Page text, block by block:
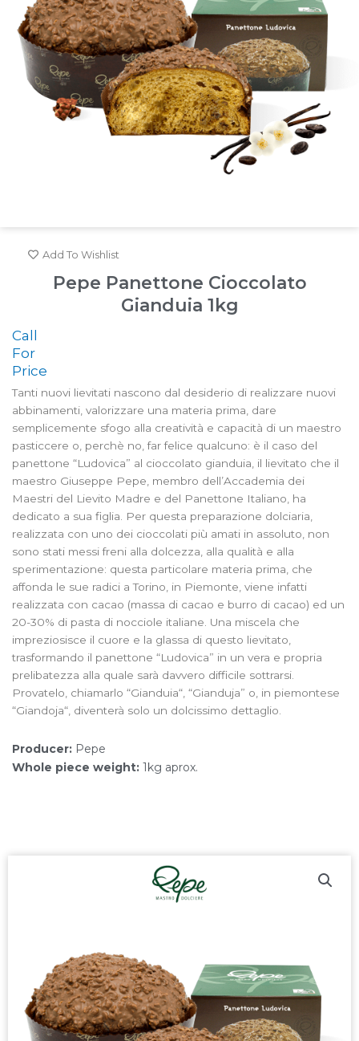
Add To Wishlist
Pepe Panettone Cioccolato
Gianduia 1kg
Call
For
Price
Tanti nuovi lievitati nascono dal desiderio di realizzare nuovi
abbinamenti, valorizzare una materia prima, dare
semplicemente sfogo alla creatività e capacità di un maestro
pasticcere o, perchè no, far felice qualcuno: è il caso del
panettone “Ludovica” al cioccolato gianduia, il lievitato che il
maestro Giuseppe Pepe, membro dell’Accademia dei
Maestri del Lievito Madre e del Panettone Italiano, ha
dedicato a sua figlia. Per questa preparazione dolciaria,
realizzata con uno dei cioccolati più amati in assoluto, non
sono stati messi freni alla dolcezza, alla qualità e alla
sperimentazione: questa particolare materia prima, che
affonda le sue radici a Torino, in Piemonte, viene infatti
realizzata con cacao (massa di cacao e burro di cacao) ed un
20-30% di pasta di nocciole italiane. Una miscela che
impreziosisce il cuore e la glassa di questo lievitato,
trasformando il panettone “Ludovica” in un vera e propria
prelibatezza alla quale sarà davvero difficile sottrarsi.
Provatelo, chiamarlo “Gianduia“, “Gianduja” o, in piemontese
“Giandoja“, diventerà solo un dolcissimo dettaglio.
Producer: Pepe
Whole piece weight: 1kg aprox.